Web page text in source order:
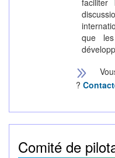
faciliter
que
?
Comité de